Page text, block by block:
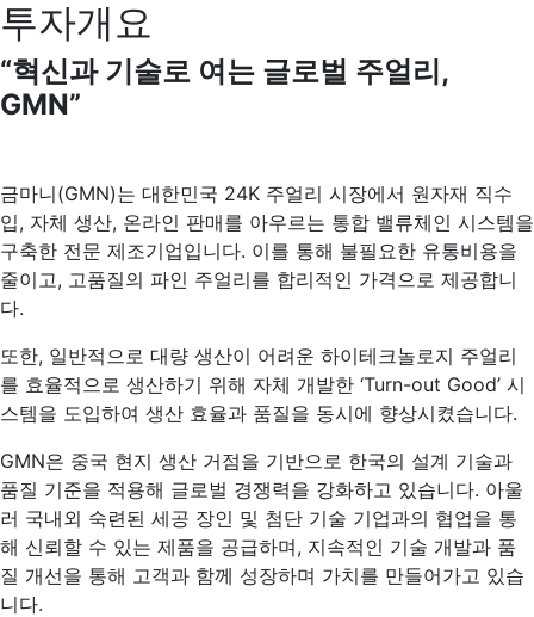
투자개요
“혁신과 기술로 여는 글로벌 주얼리,
GMN”
금마니(GMN)는 대한민국 24K 주얼리 시장에서 원자재 직수
입, 자체 생산, 온라인 판매를 아우르는 통합 밸류체인 시스템을
구축한 전문 제조기업입니다. 이를 통해 불필요한 유통비용을
줄이고, 고품질의 파인 주얼리를 합리적인 가격으로 제공합니
다.
또한, 일반적으로 대량 생산이 어려운 하이테크놀로지 주얼리
를 효율적으로 생산하기 위해 자체 개발한 ‘Turn-out Good’ 시
스템을 도입하여 생산 효율과 품질을 동시에 향상시켰습니다.
GMN은 중국 현지 생산 거점을 기반으로 한국의 설계 기술과
품질 기준을 적용해 글로벌 경쟁력을 강화하고 있습니다. 아울
러 국내외 숙련된 세공 장인 및 첨단 기술 기업과의 협업을 통
해 신뢰할 수 있는 제품을 공급하며, 지속적인 기술 개발과 품
질 개선을 통해 고객과 함께 성장하며 가치를 만들어가고 있습
니다.